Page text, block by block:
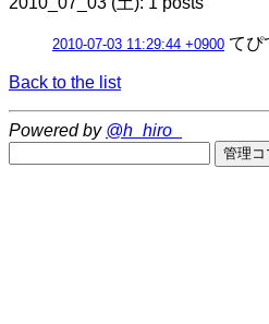
2010-07-03 11:29:44 +0900 てぴ
Back to the list
Powered by @h_hiro_